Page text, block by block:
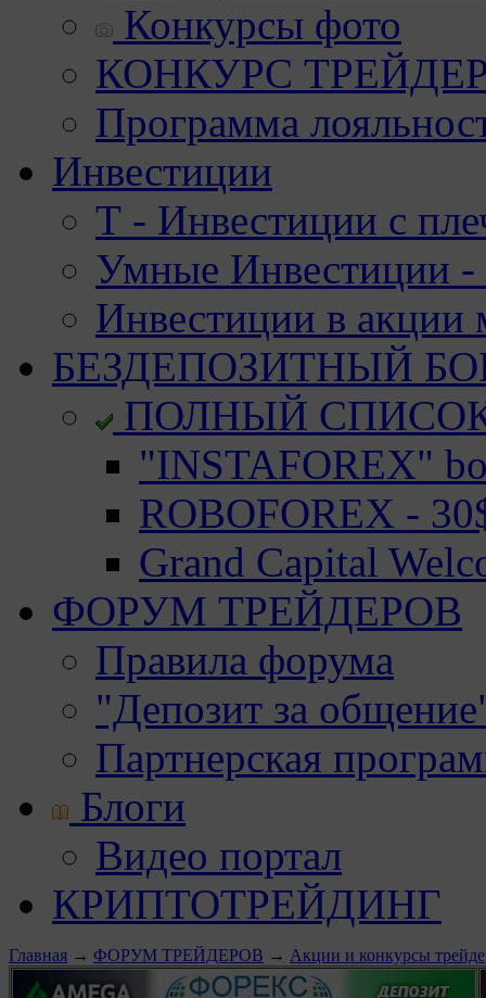
Конкурсы фото
КОНКУРС
Программа
Инвестиции
Т - Инвестиции с
Умные Инвестиции -
Инвестиции в акции
БЕЗДЕПОЗИТНЫЙ
ПОЛНЫЙ
"INSTAFOREX"
ROBOFOREX -
Grand Capital
ФОРУМ ТРЕЙДЕРОВ
Правила форума
"Депозит за
Партнерская
Блоги
Видео портал
КРИПТОТРЕЙДИНГ
Главная → ФОРУМ ТРЕЙДЕРОВ → Акции и конкурсы